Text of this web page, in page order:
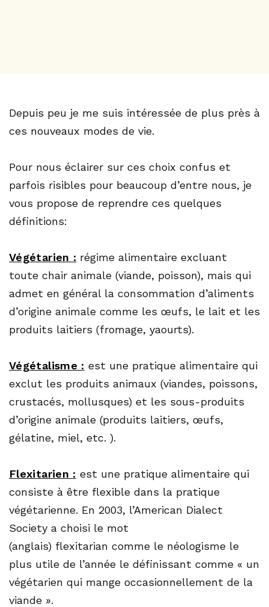
Depuis peu je me suis intéressée de plus près à
ces nouveaux modes de vie.
Pour nous éclairer sur ces choix confus et
parfois risibles pour beaucoup d’entre nous, je
vous propose de reprendre ces quelques
définitions:
Végétarien : régime alimentaire excluant
toute chair animale (viande, poisson), mais qui
admet en général la consommation d’aliments
d’origine animale comme les œufs, le lait et les
produits laitiers (fromage, yaourts).
Végétalisme : est une pratique alimentaire qui
exclut les produits animaux (viandes, poissons,
crustacés, mollusques) et les sous-produits
d’origine animale (produits laitiers, œufs,
gélatine, miel, etc. ).
Flexitarien : est une pratique alimentaire qui
consiste à être flexible dans la pratique
végétarienne. En 2003, l’American Dialect
Society a choisi le mot
(anglais) flexitarian comme le néologisme le
plus utile de l’année le définissant comme « un
végétarien qui mange occasionnellement de la
viande ».